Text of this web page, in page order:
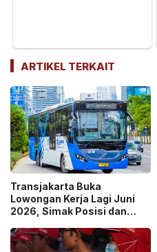
ARTIKEL TERKAIT
Transjakarta Buka
Lowongan Kerja Lagi Juni
2026, Simak Posisi dan